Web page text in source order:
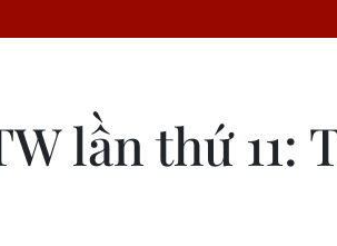
lần thứ 11: